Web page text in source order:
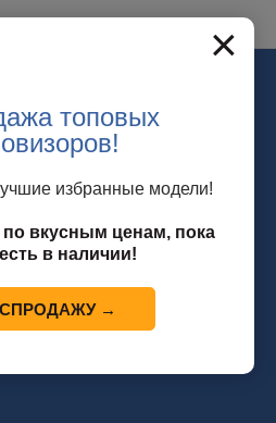
×
топовых
избранные модели!
по вкусным ценам, пока
в наличии!
→